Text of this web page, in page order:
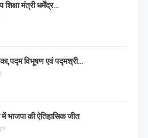
मंत्री धर्मेंद्र…
विभूषण एवं पद्मश्री…
भाजपा की ऐतिहासिक जीत